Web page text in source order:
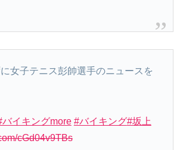
女子テニス彭帥選手のニュースを
バイキングmore #バイキング#坂上
cGd04v9TBs